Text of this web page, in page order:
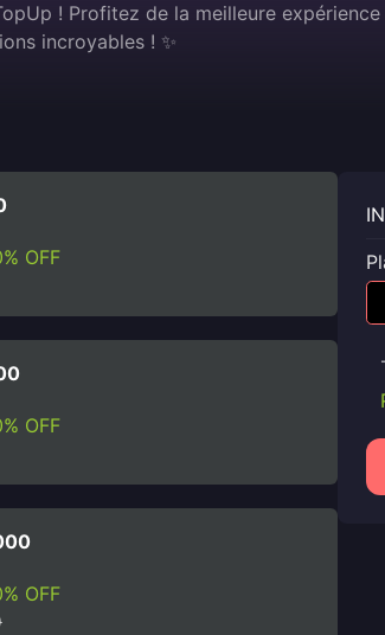
! Profitez de la meilleure
incroyables ! ✨
OFF
OFF
OFF